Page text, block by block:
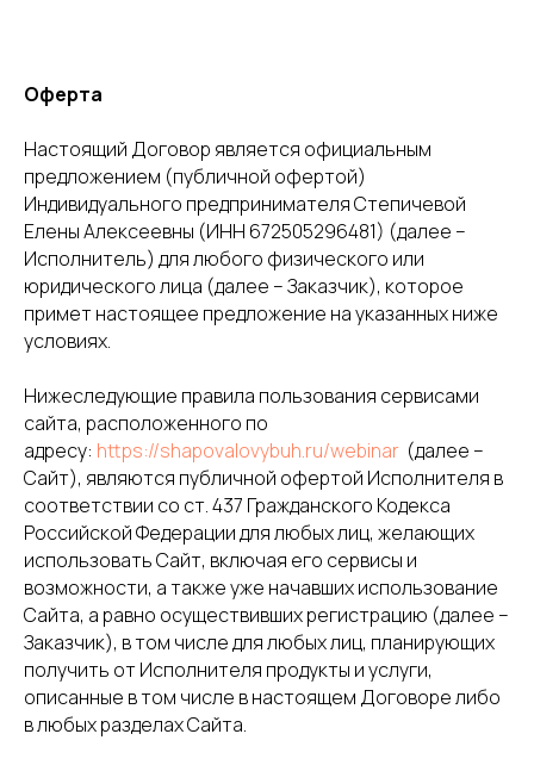
Оферта
Настоящий Договор является официальным
предложением (публичной офертой)
Индивидуального предпринимателя Степичевой
Елены Алексеевны (ИНН 672505296481) (далее –
Исполнитель) для любого физического или
юридического лица (далее – Заказчик), которое
примет настоящее предложение на указанных ниже
условиях.
Нижеследующие правила пользования сервисами
сайта, расположенного по
адресу: https://shapovalovybuh.ru/webinar (далее –
Сайт), являются публичной офертой Исполнителя в
соответствии со ст. 437 Гражданского Кодекса
Российской Федерации для любых лиц, желающих
использовать Сайт, включая его сервисы и
возможности, а также уже начавших использование
Сайта, а равно осуществивших регистрацию (далее –
Заказчик), в том числе для любых лиц, планирующих
получить от Исполнителя продукты и услуги,
описанные в том числе в настоящем Договоре либо
в любых разделах Сайта.